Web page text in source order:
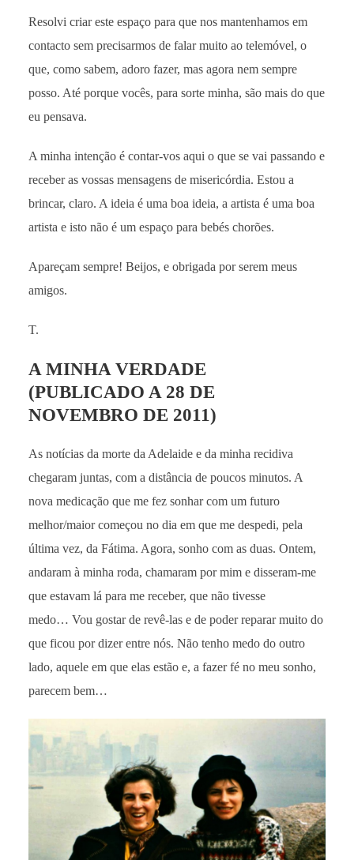
Resolvi criar este espaço para que nos mantenhamos em
contacto sem precisarmos de falar muito ao telemóvel, o
que, como sabem, adoro fazer, mas agora nem sempre
posso. Até porque vocês, para sorte minha, são mais do que
eu pensava.
A minha intenção é contar-vos aqui o que se vai passando e
receber as vossas mensagens de misericórdia. Estou a
brincar, claro. A ideia é uma boa ideia, a artista é uma boa
artista e isto não é um espaço para bebés chorões.
Apareçam sempre! Beijos, e obrigada por serem meus
amigos.
T.
A MINHA VERDADE
(PUBLICADO A 28 DE
NOVEMBRO DE 2011)
As notícias da morte da Adelaide e da minha recidiva
chegaram juntas, com a distância de poucos minutos. A
nova medicação que me fez sonhar com um futuro
melhor/maior começou no dia em que me despedi, pela
última vez, da Fátima. Agora, sonho com as duas. Ontem,
andaram à minha roda, chamaram por mim e disseram-me
que estavam lá para me receber, que não tivesse
medo… Vou gostar de revê-las e de poder reparar muito do
que ficou por dizer entre nós. Não tenho medo do outro
lado, aquele em que elas estão e, a fazer fé no meu sonho,
parecem bem…